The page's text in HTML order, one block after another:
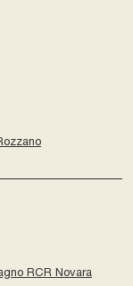
RCR Novara